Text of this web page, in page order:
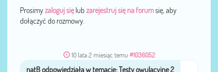
Prosimyzaloguj sięlub zarejestruj się na forumsię, aby
dołączyć do rozmowy.
10 lata 2 miesiąc temu #1036052
przeznatB